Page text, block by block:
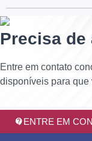
Precisa de
Entre em contato
disponíveis para que
ENTRE EM